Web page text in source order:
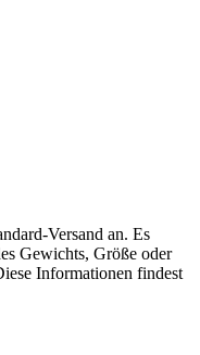
Versand an. Es
Gewichts, Größe oder
Informationen findest